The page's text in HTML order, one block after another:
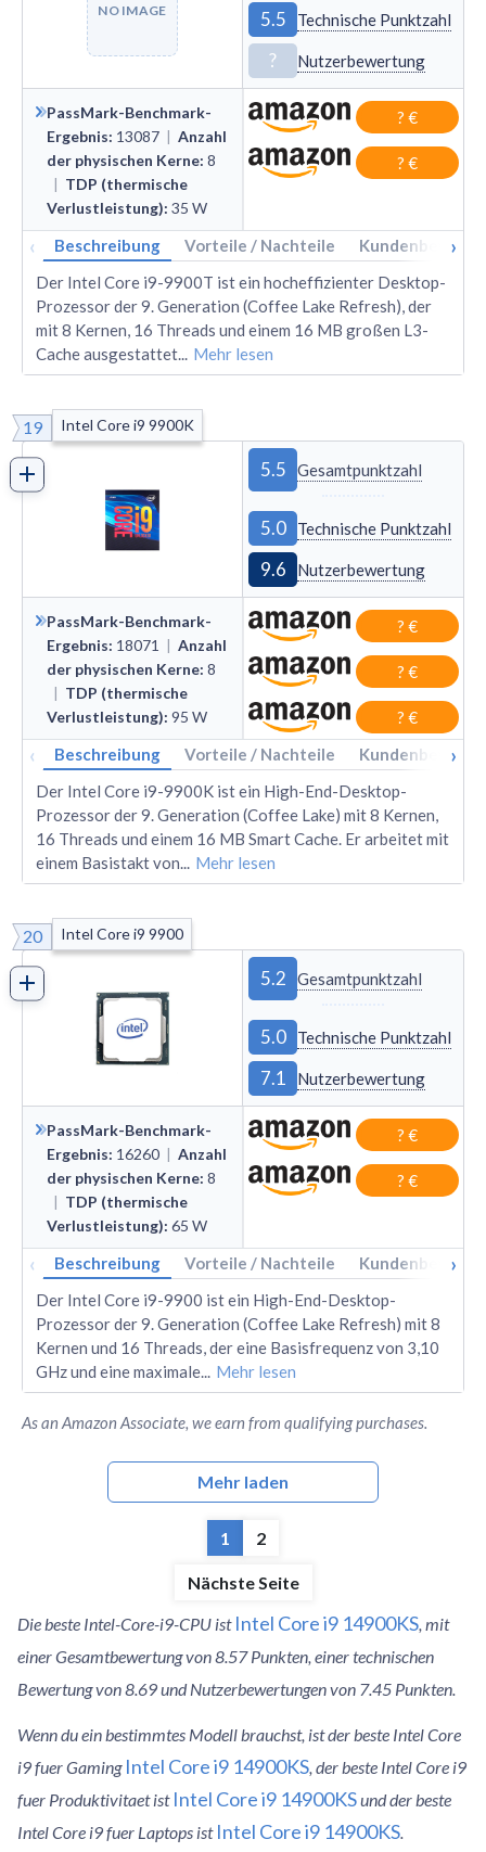
NO IMAGE 5.5 Technische Punktzahl
? Nutzerbewertung
PassMark-Benchmark-
Ergebnis: 13087 | Anzahl
der physischen Kerne: 8
| TDP (thermische
Verlustleistung): 35 W
? €
? €
‹ Beschreibung Vorteile / Nachteile ›
Der Intel Core i9-9900T ist ein hocheffizienter Desktop-
Prozessor der 9. Generation (Coffee Lake Refresh), der
mit 8 Kernen, 16 Threads und einem 16 MB großen L3-
Cache ausgestattet... Mehr lesen
19 Intel Core i9 9900K
5.5 Gesamtpunktzahl
5.0 Technische Punktzahl
9.6 Nutzerbewertung
PassMark-Benchmark-
Ergebnis: 18071 | Anzahl
der physischen Kerne: 8
| TDP (thermische
Verlustleistung): 95 W
? €
? €
? €
‹ Beschreibung Vorteile / Nachteile ›
Der Intel Core i9-9900K ist ein High-End-Desktop-
Prozessor der 9. Generation (Coffee Lake) mit 8 Kernen,
16 Threads und einem 16 MB Smart Cache. Er arbeitet mit
einem Basistakt von... Mehr lesen
20 Intel Core i9 9900
5.2 Gesamtpunktzahl
5.0 Technische Punktzahl
7.1 Nutzerbewertung
PassMark-Benchmark-
Ergebnis: 16260 | Anzahl
der physischen Kerne: 8
| TDP (thermische
Verlustleistung): 65 W
? €
? €
‹ Beschreibung Vorteile / Nachteile ›
Der Intel Core i9-9900 ist ein High-End-Desktop-
Prozessor der 9. Generation (Coffee Lake Refresh) mit 8
Kernen und 16 Threads, der eine Basisfrequenz von 3,10
GHz und eine maximale... Mehr lesen
As an Amazon Associate, we earn from qualifying purchases.
Mehr laden
1 2
Nächste Seite
Die beste Intel-Core-i9-CPU ist Intel Core i9 14900KS, mit
einer Gesamtbewertung von 8.57 Punkten, einer technischen
Bewertung von 8.69 und Nutzerbewertungen von 7.45 Punkten.
Wenn du ein bestimmtes Modell brauchst, ist der beste Intel Core
i9 fuer Gaming Intel Core i9 14900KS, der beste Intel Core i9
fuer Produktivitaet ist Intel Core i9 14900KSund der beste
Intel Core i9 fuer Laptops ist Intel Core i9 14900KS.